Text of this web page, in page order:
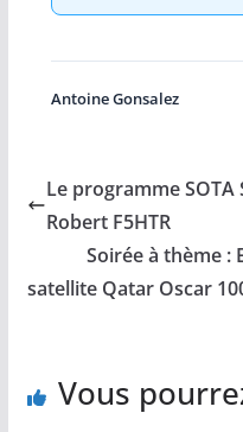
Antoine Gonsalez
Le programme
Robert F5HTR
Soirée à thème :
satellite Qatar Oscar
Vous